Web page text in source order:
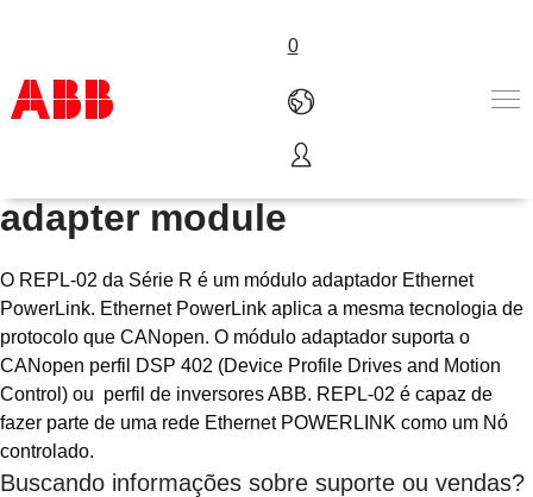
0
Produtos & Soluções
Indústrias
Sobre a ABB
Onde comprar
Contact us
Carreira
REPL-02 Ethernet PowerLink
adapter module
O REPL-02 da Série R é um módulo adaptador Ethernet
PowerLink. Ethernet PowerLink aplica a mesma tecnologia de
protocolo que CANopen. O módulo adaptador suporta o
CANopen perfil DSP 402 (Device Profile Drives and Motion
Control) ou perfil de inversores ABB. REPL-02 é capaz de
fazer parte de uma rede Ethernet POWERLINK como um Nó
controlado.
Buscando informações sobre suporte ou vendas?